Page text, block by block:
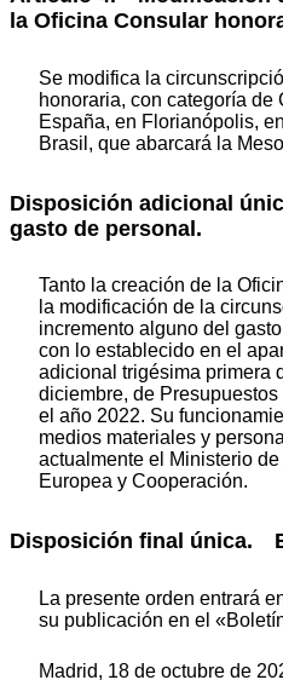
la Oficina Consular
Se modifica la
honoraria, con categoría
España, en Florianópolis,
Brasil, que abarcará la
Disposición adicional
gasto de personal.
Tanto la creación de la
la modificación de la
incremento alguno del
con lo establecido en el
adicional trigésima primera
diciembre, de
el año 2022. Su
medios materiales y
actualmente el Ministerio
Europea y Cooperación.
Disposición final única.
La presente orden entrará
su publicación en el
Madrid, 18 de octubre de